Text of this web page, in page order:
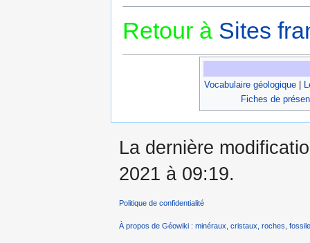
Retour à Sites
Vocabulaire géologique|
Fiches de
La dernière
2021 à 09:19.
Politique de confidentialité
À propos de Géowiki : minéraux, cristaux, roches,